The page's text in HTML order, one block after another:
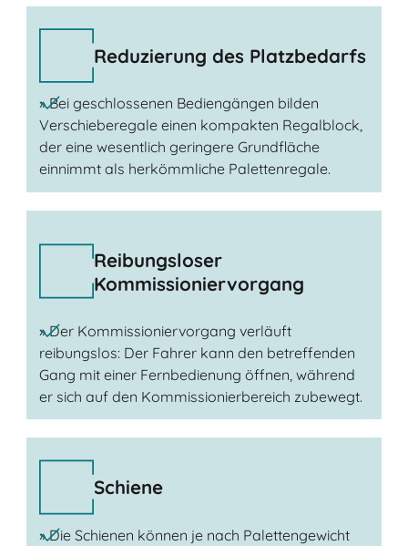
Reduzierung des Platzbedarfs
» Bei geschlossenen Bediengängen bilden
Verschieberegale einen kompakten Regalblock,
der eine wesentlich geringere Grundfläche
einnimmt als herkömmliche Palettenregale.
Reibungsloser
Kommissioniervorgang
» Der Kommissioniervorgang verläuft
reibungslos: Der Fahrer kann den betreffenden
Gang mit einer Fernbedienung öffnen, während
er sich auf den Kommissionierbereich zubewegt.
Schiene
» Die Schienen können je nach Palettengewicht